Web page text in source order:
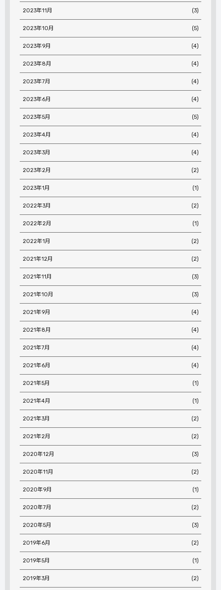
2023年11月 (3)
2023年10月 (5)
2023年9月 (4)
2023年8月 (4)
2023年7月 (4)
2023年6月 (4)
2023年5月 (5)
2023年4月 (4)
2023年3月 (4)
2023年2月 (2)
2023年1月 (1)
2022年3月 (2)
2022年2月 (1)
2022年1月 (2)
2021年12月 (2)
2021年11月 (3)
2021年10月 (3)
2021年9月 (4)
2021年8月 (4)
2021年7月 (4)
2021年6月 (4)
2021年5月 (1)
2021年4月 (1)
2021年3月 (2)
2021年2月 (2)
2020年12月 (3)
2020年11月 (2)
2020年9月 (1)
2020年7月 (2)
2020年5月 (3)
2019年6月 (2)
2019年5月 (1)
2019年3月 (2)